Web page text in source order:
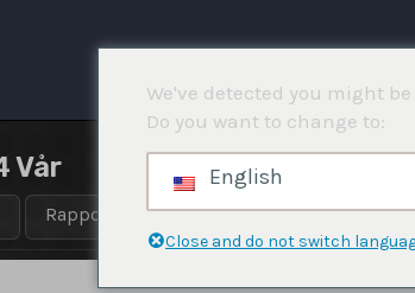
Vår
Rapporter
We've detected you might
Do you want to change to:
English
Close and do not switch